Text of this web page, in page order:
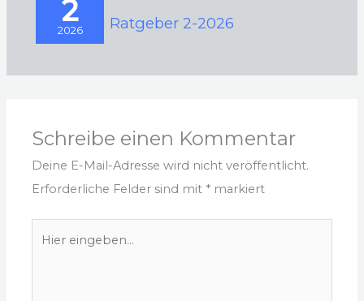
2
2026
Camping Ratgeber 2-2026
Schreibe einen Kommentar
Deine E-Mail-Adresse wird nicht veröffentlicht.
Erforderliche Felder sind mit * markiert